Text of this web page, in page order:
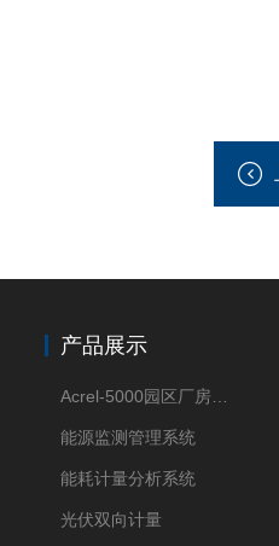
产品展示
能源监测管理系统
能耗计量分析系统
光伏双向计量